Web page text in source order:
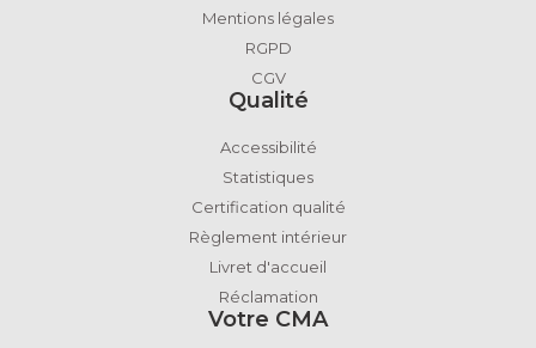
Mentions légales
RGPD
CGV
Qualité
Accessibilité
Statistiques
Certification qualité
Règlement intérieur
Livret d'accueil
Réclamation
Votre CMA